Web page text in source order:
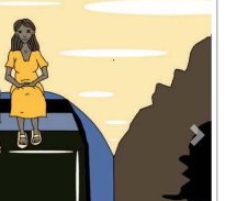
Aviso de privacidad